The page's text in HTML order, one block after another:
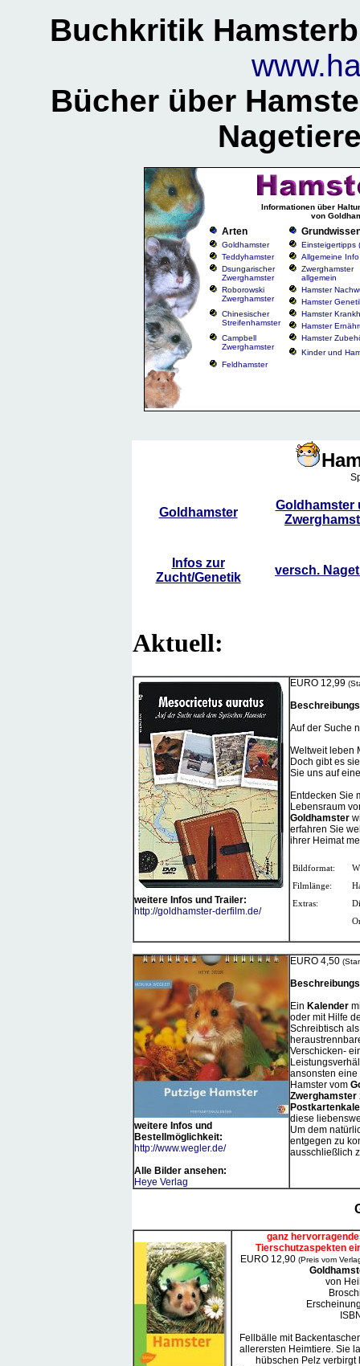
Buchkritik
Bücher über
Informationen über
von
Arten
Goldhamster
Einsteigertipps
Teddyhamster
Allgemeine Info
Dsungarischer
Zwerghamster
Zwerghamster
allgemein
Roborowski
Zwerghamster
Hamster
Hamster
Chinesischer
Streifenhamster
Hamster
Hamster
Campbell
Zwerghamster
Hamster
Kinder und
Feldhamster
Goldhamster
Goldhamster
Infos zur
Zucht/Genetik
versch.
Aktuell:
weitere Infos und Trailer:
http://goldhamster-derfilm.de/
EURO 12,99
Auf der Suche
Weltweit leben
Doch gibt es
Sie uns auf
Entdecken Sie
Lebensraum
Goldhamster
erfahren Sie
ihrer Heimat
Bildformat:
Filmlänge:
Extras:
weitere Infos und
Bestellmöglichkeit:
http://www.wegler.de/
Alle Bilder ansehen:
Heye Verlag
EURO 4,50
Ein Kalender
oder mit Hilfe
Schreibtisch
Verschicken-
ansonsten eine
Hamster vom
Zwerghamster
diese
Um dem
entgegen zu
ausschließlich
ganz
Tierschutzaspekten
EURO 12,90 (Preis vom
von
Fellbälle mit
allerersten Heimtiere. Sie
hübschen Pelz